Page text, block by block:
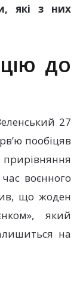
які з них
ДО
27
пообіцяв
воєнного
що жоден
який
на